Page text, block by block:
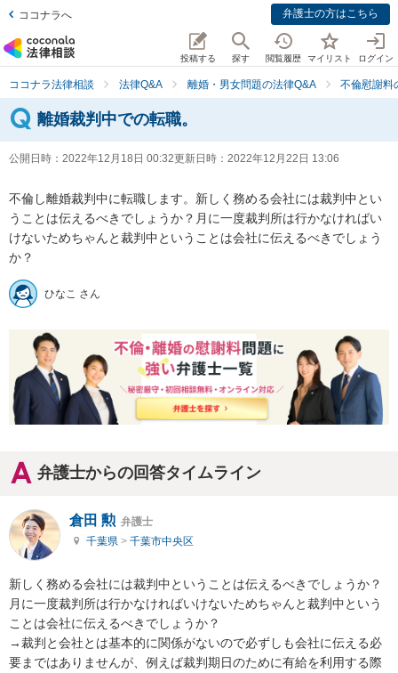
ココナラへ 弁護士の方はこちら
投稿する 探す 閲覧履歴 マイリスト ログイン
ココナラ法律相談 法律Q&A 離婚・男女問題の法律Q&A 不倫慰謝料
離婚裁判中での転職。
公開日時： 2022年12月18日 00:32更新日時： 2022年12月22日 13:06
不倫し離婚裁判中に転職します。新しく務める会社には裁判中とい
うことは伝えるべきでしょうか？月に一度裁判所は行かなければい
けないためちゃんと裁判中ということは会社に伝えるべきでしょう
か？
ひなこ さん
弁護士からの回答タイムライン
倉田 勲 弁護士
千葉県 > 千葉市中央区
新しく務める会社には裁判中ということは伝えるべきでしょうか？
月に一度裁判所は行かなければいけないためちゃんと裁判中という
ことは会社に伝えるべきでしょうか？
→裁判と会社とは基本的に関係がないので必ずしも会社に伝える必
要まではありませんが、例えば裁判期日のために有給を利用する際